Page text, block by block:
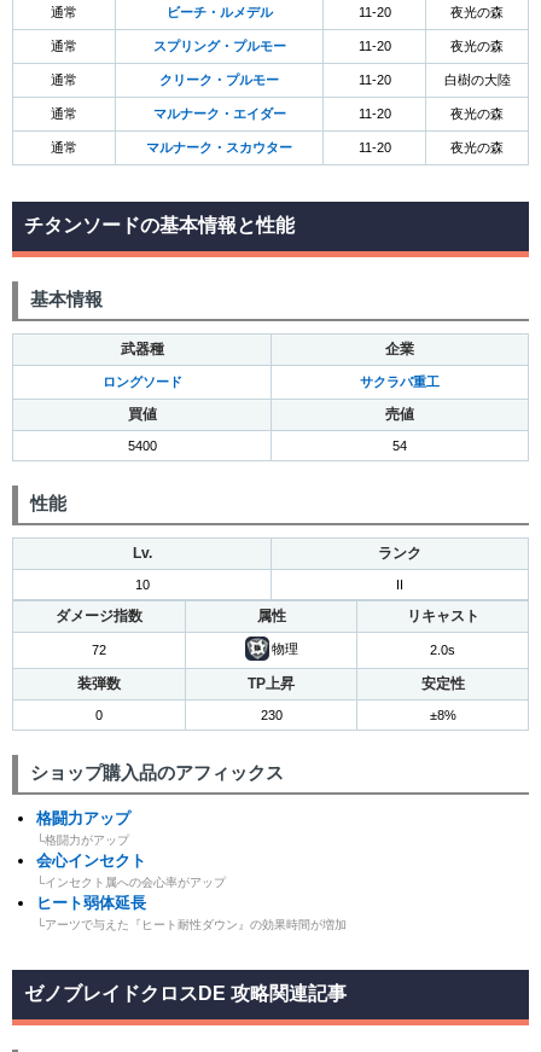
通常 ビーチ・ルメデル 11-20 夜光の森
通常 スプリング・プルモー 11-20 夜光の森
通常 クリーク・プルモー 11-20 白樹の大陸
通常 マルナーク・エイダー 11-20 夜光の森
通常 マルナーク・スカウター 11-20 夜光の森
チタンソードの基本情報と性能
基本情報
武器種 企業
ロングソード サクラバ重工
買値 売値
5400 54
性能
Lv. ランク
10
ダメージ指数 属性 リキャスト
72 物理 2.0s
装弾数 TP上昇 安定性
0 230 ±8%
ショップ購入品のアフィックス
格闘力アップ
└格闘力がアップ
会心インセクト
└インセクト属への会心率がアップ
ヒート弱体延長
└アーツで与えた『ヒート耐性ダウン』の効果時間が増加
ゼノブレイドクロスDE 攻略関連記事